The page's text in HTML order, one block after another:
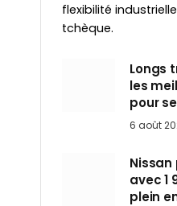
flexibilité
tchèque.
Longs
les
pour
6 août
Nissan
avec 1
plein